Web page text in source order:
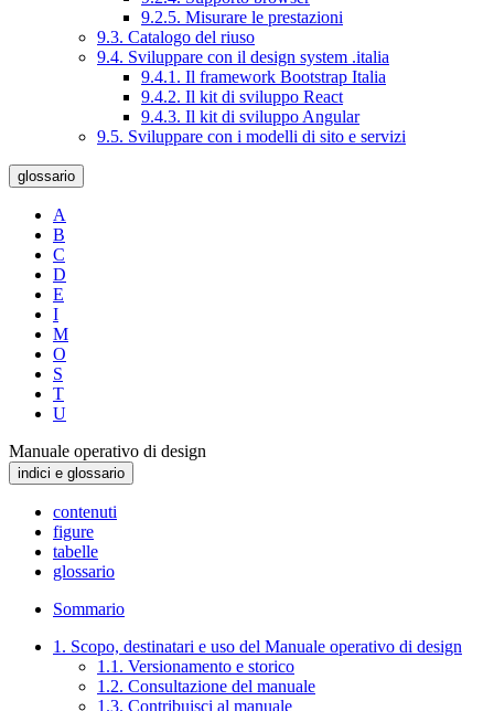
9.2.5. Misurare le prestazioni
9.3. Catalogo del riuso
9.4. Sviluppare con il design system .italia
9.4.1. Il framework Bootstrap Italia
9.4.2. Il kit di sviluppo React
9.4.3. Il kit di sviluppo Angular
9.5. Sviluppare con i modelli di sito e servizi
glossario
A
B
C
D
E
I
M
O
S
T
U
Manuale operativo di design
indici e glossario
contenuti
figure
tabelle
glossario
Sommario
1. Scopo, destinatari e uso del Manuale operativo di design
1.1. Versionamento e storico
1.2. Consultazione del manuale
1.3. Contribuisci al manuale